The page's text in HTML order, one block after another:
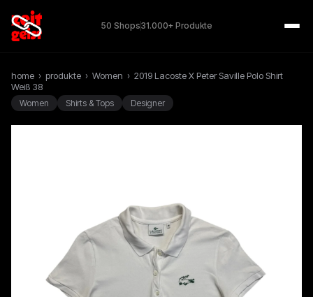
50 Shops31.000+ Produkte
home › produkte › Women › 2019 Lacoste X Peter Saville Polo Shirt
Weiß 38
Women Shirts & Tops Designer